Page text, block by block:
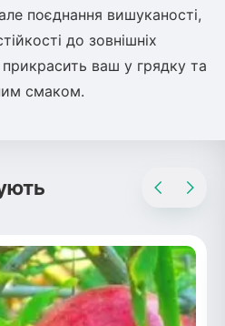
поєднання вишуканості,
до зовнішніх
прикрасить ваш у грядку та
смаком.